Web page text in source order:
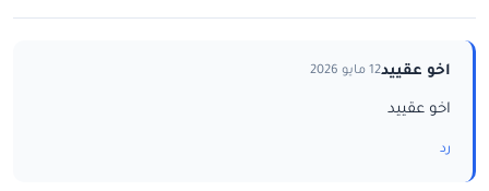
اخو عقييد12 مايو 2026
اخو عقييد
رد